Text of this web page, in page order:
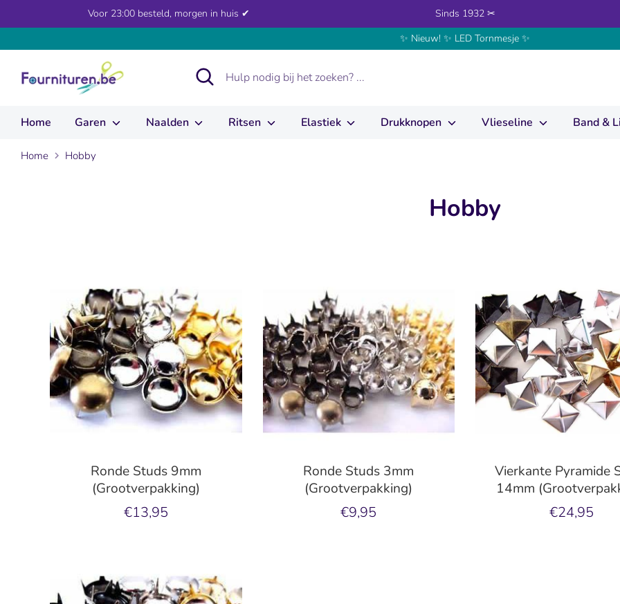
naar
Voor 23:00 besteld, morgen in huis ✔ Sinds 1932 ✂
✨ Nieuw! ✨ LED Tornmesje ✨
Zoeken
Hulp
nodig
het
Home Garen Naalden Ritsen Elastiek Drukknopen Vlieseline Band &
Home Hobby
Hobby
Ronde Studs 9mm
(Grootverpakking)
€13,95
Ronde Studs 3mm
(Grootverpakking)
€9,95
Vierkante Pyramide
14mm
€24,95